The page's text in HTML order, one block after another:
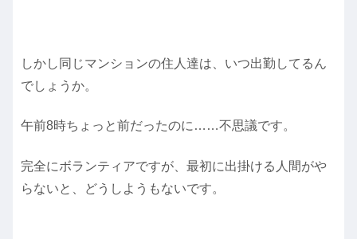
しかし同じマンションの住人達は、いつ出勤してるん
でしょうか。
午前8時ちょっと前だったのに……不思議です。
完全にボランティアですが、最初に出掛ける人間がや
らないと、どうしようもないです。